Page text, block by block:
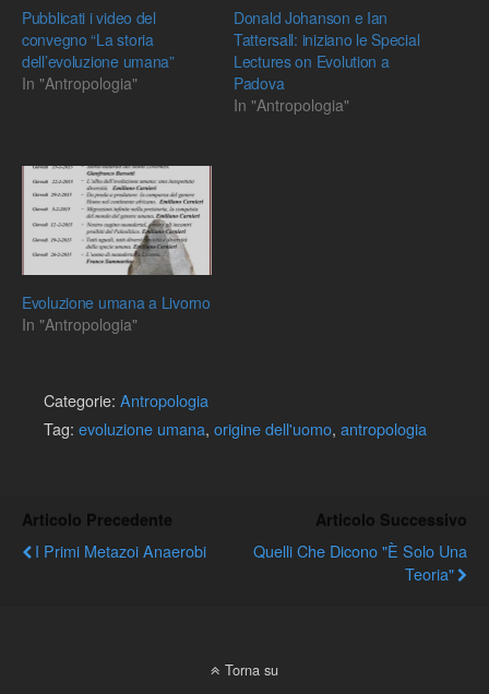
Pubblicati i video del
convegno “La storia
dell’evoluzione umana”
In "Antropologia"
Donald Johanson e Ian
Tattersall: iniziano le Special
Lectures on Evolution a
Padova
In "Antropologia"
Evoluzione umana a Livorno
In "Antropologia"
Categorie: Antropologia
Tag: evoluzione umana, origine dell'uomo, antropologia
Articolo Precedente
I Primi Metazoi Anaerobi
Articolo Successivo
Quelli Che Dicono "è Solo Una
Teoria"
Torna su